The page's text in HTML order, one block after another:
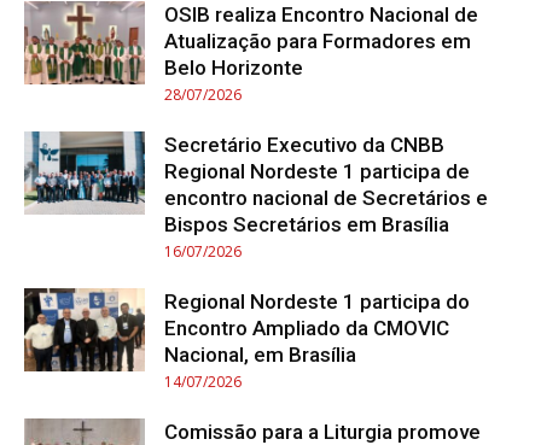
OSIB realiza Encontro Nacional de
Atualização para Formadores em
Belo Horizonte
28/07/2026
Secretário Executivo da CNBB
Regional Nordeste 1 participa de
encontro nacional de Secretários e
Bispos Secretários em Brasília
16/07/2026
Regional Nordeste 1 participa do
Encontro Ampliado da CMOVIC
Nacional, em Brasília
14/07/2026
Comissão para a Liturgia promove